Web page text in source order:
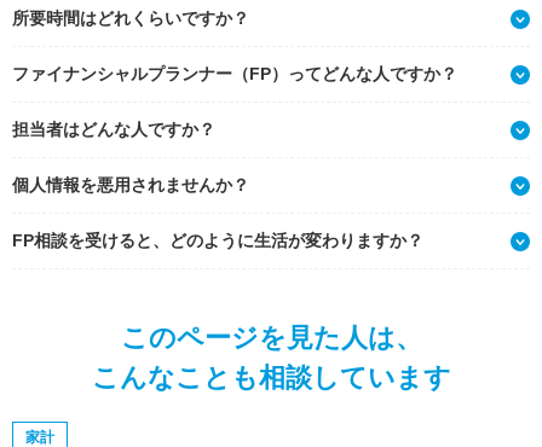
所要時間はどれくらいですか？
ファイナンシャルプランナー（FP）ってどんな人ですか？
担当者はどんな人ですか？
個人情報を悪用されませんか？
FP相談を受けると、どのように生活が変わりますか？
このページを見た人は、
こんなことも相談しています
家計